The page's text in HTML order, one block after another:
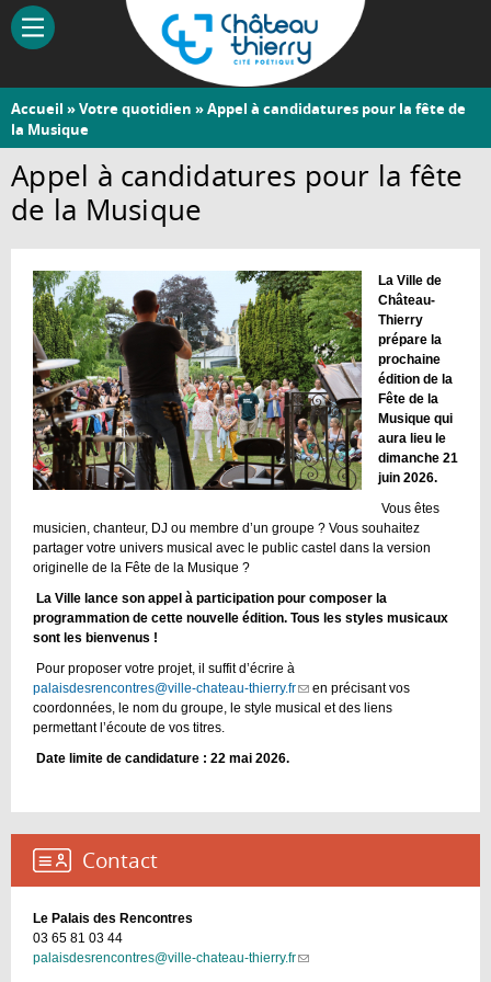
Aller
contenu
Château-
Thierry
Vous
êtes
ici
Accueil »Votre quotidien » Appel à candidatures pour la fête de
la Musique
Appel à candidatures pour la fête
de la Musique
La Ville de
Château-
Thierry
prépare la
prochaine
édition de la
Fête de la
Musique qui
aura lieu le
dimanche 21
juin 2026.
Vous êtes
musicien, chanteur, DJ ou membre d’un groupe ? Vous souhaitez
partager votre univers musical avec le public castel dans la version
originelle de la Fête de la Musique ?
La Ville lance son appel à participation pour composer la
programmation de cette nouvelle édition. Tous les styles musicaux
sont les bienvenus !
Pour proposer votre projet, il suffit d’écrire à
palaisdesrencontres@ville-chateau-thierry.fr(link
sends
en précisant vos
coordonnées, le nom du groupe, le style musical et des liens
permettant l’écoute de vos titres.
Date limite de candidature : 22 mai 2026.
Contact :
Le Palais des Rencontres
03 65 81 03 44
palaisdesrencontres@ville-chateau-thierry.fr(link